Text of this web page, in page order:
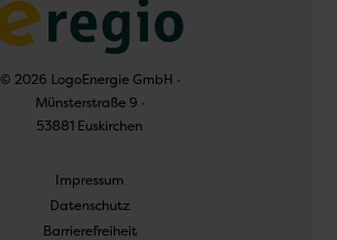
© 2026 LogoEnergie GmbH ·
Münsterstraße 9 ·
53881 Euskirchen
Navigation
Impressum
Datenschutz
Barrierefreiheit